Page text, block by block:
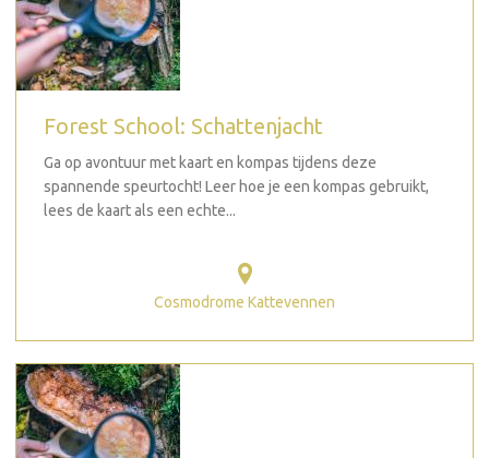
Forest School: Schattenjacht
Ga op avontuur met kaart en kompas tijdens deze
spannende speurtocht! Leer hoe je een kompas gebruikt,
lees de kaart als een echte...
Cosmodrome Kattevennen